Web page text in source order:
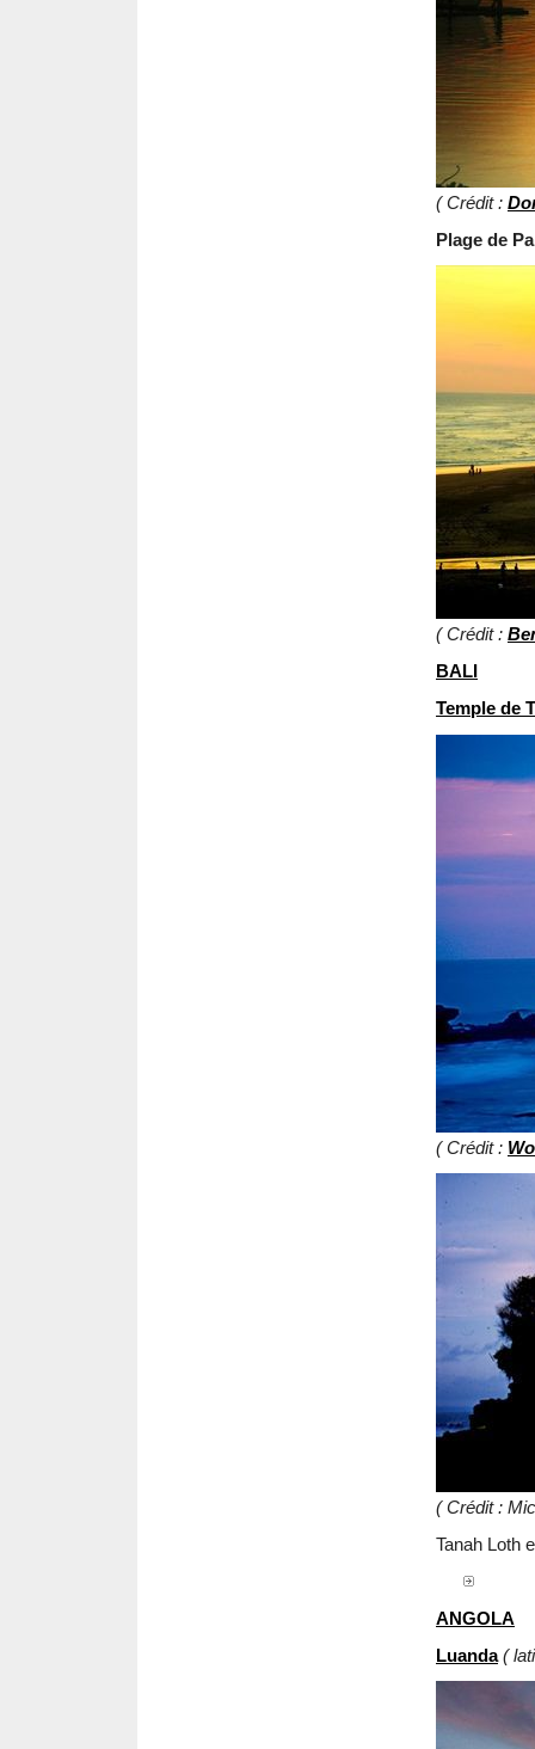
( Crédit :
Plage de
( Crédit :
BALI
Temple de
( Crédit :
( Crédit :
Tanah Loth
ANGOLA
Luanda (